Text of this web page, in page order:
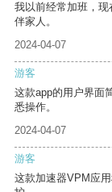
我以前经常加班，
伴家人。
2024-04-07
游客
这款app的用户界面
悉操作。
2024-04-07
游客
这款加速器VPM应